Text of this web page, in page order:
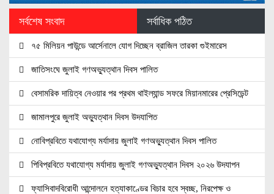
সর্বশেষ সংবাদ সর্বাধিক পঠিত
৭৫ মিলিয়ন পাউন্ডে আর্সেনালে যোগ দিচ্ছেন ব্রাজিল তারকা গুইমারেস
জাতিসংঘে জুলাই গণঅভ্যুত্থান দিবস পালিত
বেসামরিক দায়িত্ব নেওয়ার পর প্রথম থাইল্যান্ড সফরে মিয়ানমারের প্রেসিডেন্ট
জামালপুরে জুলাই অভ্যুত্থান দিবস উদযাপিত
নোবিপ্রবিতে যথাযোগ্য মর্যাদায় জুলাই গণঅভ্যুত্থান দিবস পালিত
পিবিপ্রবিতে যথাযোগ্য মর্যাদায় জুলাই গণঅভ্যুত্থান দিবস ২০২৬ উদযাপন
ফ্যাসিবাদবিরোধী আন্দোলনে হত্যাকাণ্ডের বিচার হবে স্বচ্ছ, নিরপেক্ষ ও